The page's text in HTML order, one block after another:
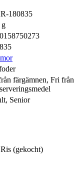
180835
g
färgämnen, Fri från
Senior
(gekocht)